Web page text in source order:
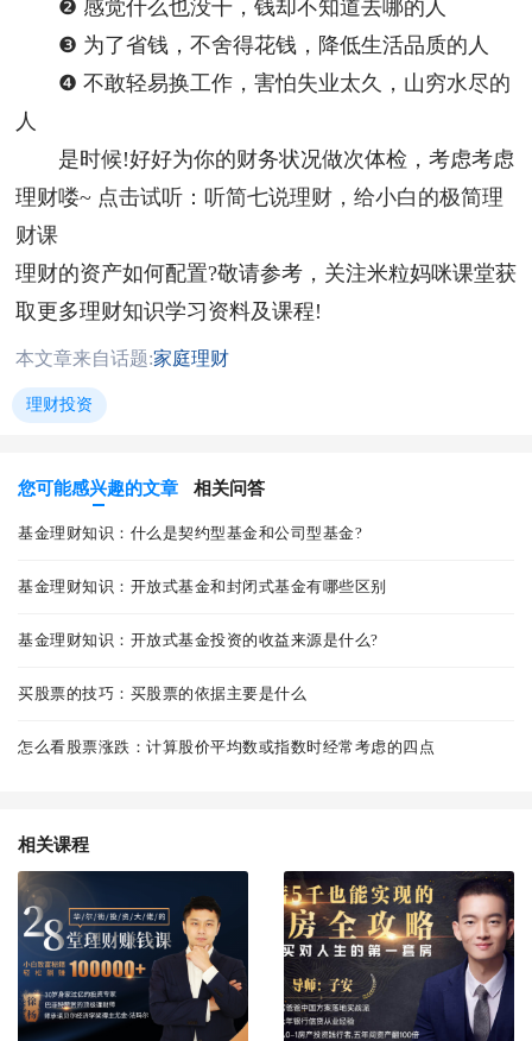
❷ 感觉什么也没干，钱却不知道去哪的人
❸ 为了省钱，不舍得花钱，降低生活品质的人
❹ 不敢轻易换工作，害怕失业太久，山穷水尽的
人
是时候!好好为你的财务状况做次体检，考虑考虑
理财喽~ 点击试听：听简七说理财，给小白的极简理
财课
理财的资产如何配置?敬请参考，关注米粒妈咪课堂获
取更多理财知识学习资料及课程!
本文章来自话题:家庭理财
理财投资
您可能感兴趣的文章 相关问答
基金理财知识：什么是契约型基金和公司型基金?
基金理财知识：开放式基金和封闭式基金有哪些区别
基金理财知识：开放式基金投资的收益来源是什么?
买股票的技巧：买股票的依据主要是什么
怎么看股票涨跌：计算股价平均数或指数时经常考虑的四点
相关课程